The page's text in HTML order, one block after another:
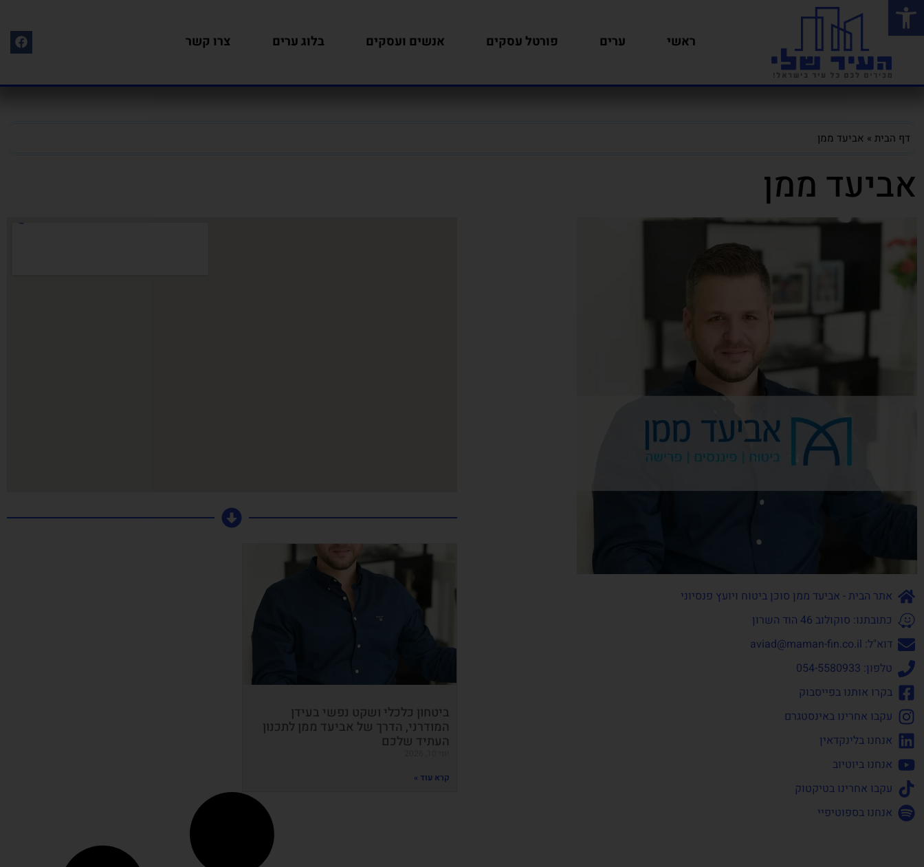
פתח סרגל נגישות
ראשי ערים פורטל עסקים אנשים ועסקים בלוג ערים צרו קשר
דף הבית » אביעד ממן
אביעד ממן
אתר הבית - אביעד ממן סוכן ביטוח ויועץ פנסיוני
כתובתנו: סוקולוב 46 הוד השרון
דוא"ל: aviad@maman-fin.co.il
טלפון: 054-5580933
בקרו אותנו בפייסבוק
עקבו אחרינו באינסטגרם
אנחנו בלינקדאין
אנחנו ביוטיוב
עקבו אחרינו בטיקטוק
אנחנו בספוטיפיי
ביטחון כלכלי ושקט נפשי בעידן
המודרני, הדרך של אביעד ממן לתכנון
העתיד שלכם
קרא עוד »